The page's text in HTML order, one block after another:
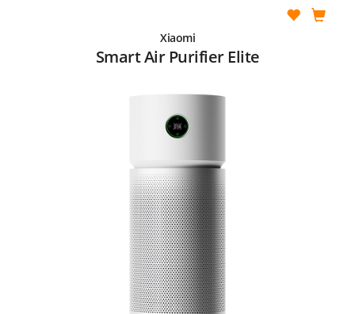
Xiaomi
Smart Air Purifier Elite